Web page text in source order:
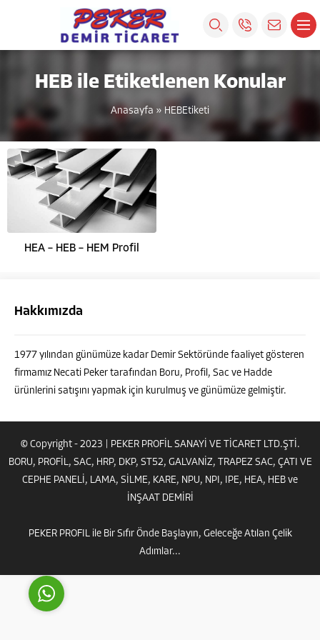
HEB ile Etiketlenen Konular
Anasayfa » HEBEtiketi
HEA – HEB – HEM Profil
Hakkımızda
1977 yılından günümüze kadar Demir Sektöründe faaliyet gösteren
firmamız Necati Peker tarafından Boru, Profil, Sac ve Hadde
ürünlerini satışını yapmak için kurulmuş ve günümüze gelmiştir.
© Copyright - 2023 | PEKER PROFİL SANAYİ VE TİCARET LTD.ŞTİ.
BORU, PROFİL, SAC, HRP, DKP, ST52, GALVANİZ, TRAPEZ SAC, ÇATI VE
CEPHE PANELİ, LAMA, SİLME, KARE, NPU, NPI, IPE, HEA, HEB ve
İNŞAAT DEMİRİ
PEKER PROFIL ile Bir Sıfır Önde Başlayın, Geleceğe Atılan Çelik
Adımlar...
PEKER PROFİL - Danışman
Cevap Yaz